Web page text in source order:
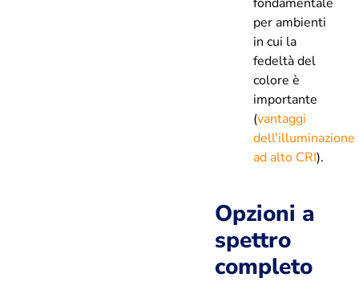
per ambienti
in cui la
fedeltà del
colore è
importante
(vantaggi
dell'illuminazione
ad alto CRI).
Opzioni a
spettro
completo